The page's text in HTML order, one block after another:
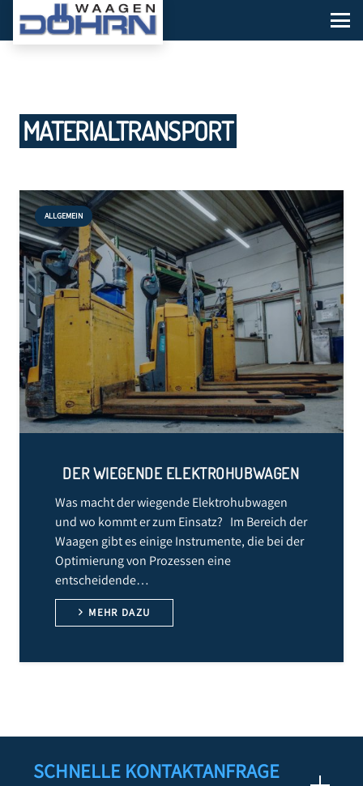
MATERIALTRANSPORT
ALLGEMEIN
DER WIEGENDE ELEKTROHUBWAGEN
Was macht der wiegende Elektrohubwagen
und wo kommt er zum Einsatz? Im Bereich der
Waagen gibt es einige Instrumente, die bei der
Optimierung von Prozessen eine
entscheidende…
MEHR DAZU
SCHNELLE KONTAKTANFRAGE